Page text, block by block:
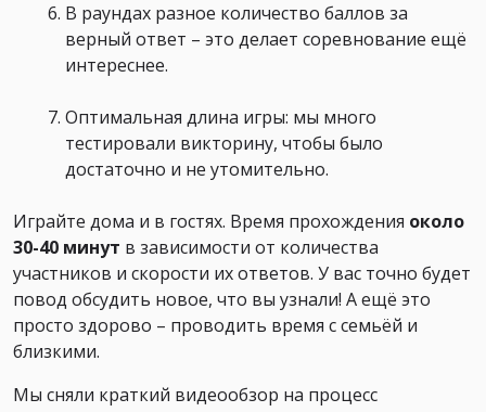
В раундах разное количество баллов за
верный ответ – это делает соревнование ещё
интереснее.
Оптимальная длина игры: мы много
тестировали викторину, чтобы было
достаточно и не утомительно.
Играйте дома и в гостях. Время прохождения около
30-40 минут в зависимости от количества
участников и скорости их ответов. У вас точно будет
повод обсудить новое, что вы узнали! А ещё это
просто здорово – проводить время с семьёй и
близкими.
Мы сняли краткий видеообзор на процесс